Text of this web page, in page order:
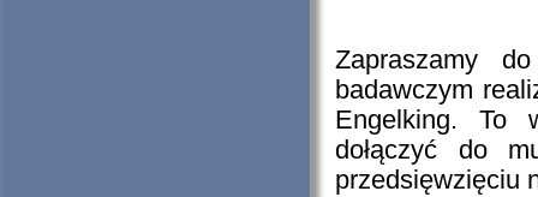
Zapraszamy
badawczym
Engelking. To
dołączyć do
przedsięwzięciu